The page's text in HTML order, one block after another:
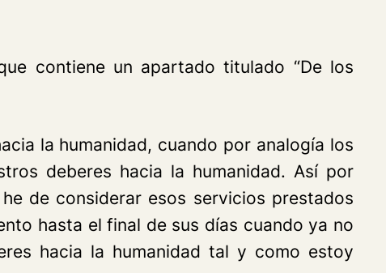
contiene un apartado titulado “De los
la humanidad, cuando por analogía los
deberes hacia la humanidad. Así por
de considerar esos servicios prestados
hasta el final de sus días cuando ya no
hacia la humanidad tal y como estoy